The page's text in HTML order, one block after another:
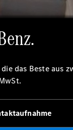
wird aus
zu dem
das Beste